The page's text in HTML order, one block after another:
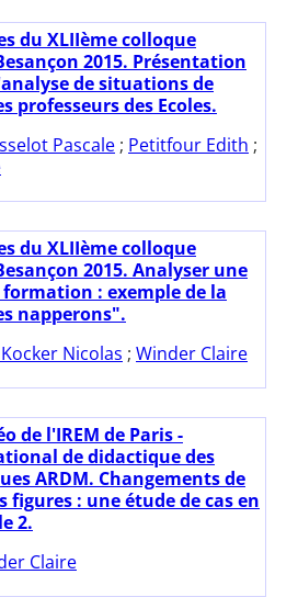
du XLIIème colloque
2015. Présentation
de situations de
professeurs des Ecoles.
Pascale ; Petitfour Edith ;
du XLIIème colloque
2015. Analyser une
formation : exemple de la
napperons".
Nicolas ; Winder Claire
de l'IREM de Paris -
de didactique des
ARDM. Changements de
figures : une étude de cas en
2.
Claire